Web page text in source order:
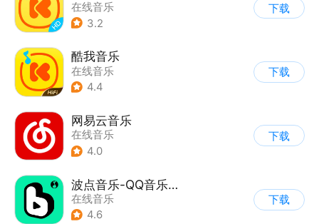
在线音乐
3.2
下载
酷我音乐
在线音乐
4.4
下载
网易云音乐
在线音乐
4.0
下载
波点音乐-QQ音乐简洁版
在线音乐
4.6
下载